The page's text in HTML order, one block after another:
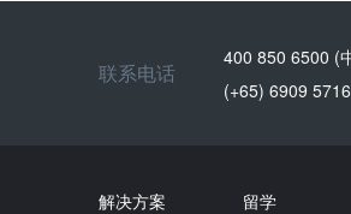
联系电话
400 850 6500 (
(+65) 6909
解决方案 留学